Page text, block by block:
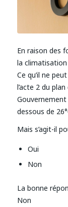
En raison des
la climatisation
Ce qu’il ne
l’acte 2 du
dessous de
Mais s’agit-il
Oui
Non
La bonne
Non